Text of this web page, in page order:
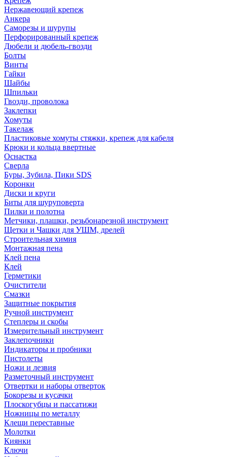
Нержавеющий крепеж
Анкера
Саморезы и шурупы
Перфорированный крепеж
Дюбели и дюбель-гвозди
Болты
Винты
Гайки
Шайбы
Шпильки
Гвозди, проволока
Заклепки
Хомуты
Такелаж
Пластиковые хомуты стяжки, крепеж для кабеля
Крюки и кольца ввертные
Оснастка
Сверла
Буры, Зубила, Пики SDS
Коронки
Диски и круги
Биты для шуруповерта
Пилки и полотна
Метчики, плашки, резьбонарезной инструмент
Щетки и Чашки для УШМ, дрелей
Строительная химия
Монтажная пена
Клей пена
Клей
Герметики
Очистители
Смазки
Защитные покрытия
Ручной инструмент
Степлеры и скобы
Измерительный инструмент
Заклепочники
Индикаторы и пробники
Пистолеты
Ножи и лезвия
Разметочный инструмент
Отвертки и наборы отверток
Бокорезы и кусачки
Плоскогубцы и пассатижи
Ножницы по металлу
Клещи переставные
Молотки
Киянки
Ключи